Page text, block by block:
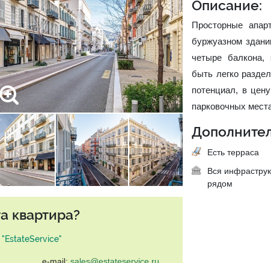
квартира?
Описание:
Просторные
буржуазном
четыре балкона,
быть легко
потенциал, в
парковочных
Есть терраса
Вся
рядом